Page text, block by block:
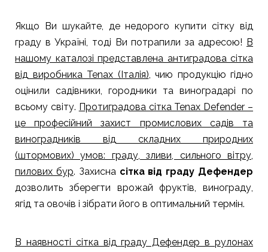
Якщо Ви шукайте, де недорого купити сітку від
граду в Україні, тоді Ви потрапили за адресою! В
нашому каталозі представлена антиградова сітка
від виробника Tenax (Італія), чию продукцію гідно
оцінили садівники, городники та виноградарі по
всьому світу. Протиградова сітка Tenax Defender –
це професійний захист промислових садів та
виноградників від складних природних
(штормових) умов: граду, зливи, сильного вітру,
пилових бур. Захисна сітка від граду Дефендер
дозволить зберегти врожай фруктів, винограду,
ягід та овочів і зібрати його в оптимальний термін.
В наявності сітка від граду Дефендер в рулонах